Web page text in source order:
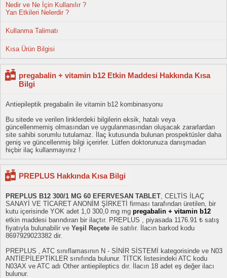
Nedir ve Ne İçin Kullanılır ?
Yan Etkileri Nelerdir ?
Kullanma Talimatı
Kısa Ürün Bilgisi
pregabalin + vitamin b12 Etkin Maddesi Hakkında Kısa
Bilgi
Antiepileptik pregabalin ile vitamin b12 kombinasyonu
Bu sitede ve verilen linklerdeki bilgilerin eksik, hatalı veya
güncellenmemiş olmasından ve uygulanmasından oluşacak zararlardan
site sahibi sorumlu tutulamaz. İlaç kutusunda bulunan prospektüsler daha
geniş ve güncellenmiş bilgi içerirler. Lütfen doktorunuza danışmadan
hiçbir ilaç kullanmayınız !
PREPLUS Hakkında Kısa Bilgi
PREPLUS B12 300/1 MG 60 EFERVESAN TABLET , CELTİS İLAÇ
SANAYİ VE TİCARET ANONİM ŞİRKETİ firması tarafından üretilen, bir
kutu içerisinde YOK adet 1,0 300,0 mg mg pregabalin + vitamin b12
etkin maddesi barındıran bir ilaçtır. PREPLUS , piyasada 1176.91 ₺ satış
fiyatıyla bulunabilir ve Yeşil Reçete ile satılır. İlacın barkod kodu
8697929023382 dir.
PREPLUS , ATC sınıflamasının N - SİNİR SİSTEMİ kategorisinde ve N03
ANTİEPİLEPTİKLER sınıfında bulunur. TİTCK listesindeki ATC kodu
N03AX ve ATC adı Other antiepileptics dır. İlacın 18 adet eş değer ilacı
bulunur.